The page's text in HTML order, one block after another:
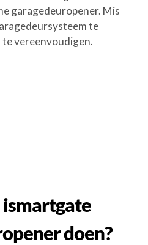
garagedeuropener. Mis
te
vereenvoudigen.
doen?